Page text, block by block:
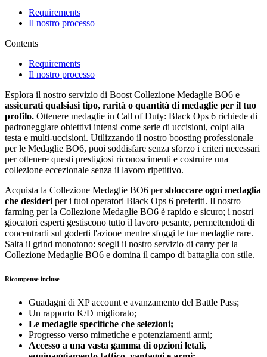
Requirements
Il nostro processo
Contents
Requirements
Il nostro processo
Esplora il nostro servizio di Boost Collezione Medaglie BO6 e
assicurati qualsiasi tipo, rarità o quantità di medaglie per il tuo
profilo. Ottenere medaglie in Call of Duty: Black Ops 6 richiede di
padroneggiare obiettivi intensi come serie di uccisioni, colpi alla
testa e multi-uccisioni. Utilizzando il nostro boosting professionale
per le Medaglie BO6, puoi soddisfare senza sforzo i criteri necessari
per ottenere questi prestigiosi riconoscimenti e costruire una
collezione eccezionale senza il lavoro ripetitivo.
Acquista la Collezione Medaglie BO6 persbloccare ogni medaglia
che desideriper i tuoi operatori Black Ops 6 preferiti. Il nostro
farming per la Collezione Medaglie BO6 è rapido e sicuro; i nostri
giocatori esperti gestiscono tutto il lavoro pesante, permettendoti di
concentrarti sul goderti l'azione mentre sfoggi le tue medaglie rare.
Salta il grind monotono: scegli il nostro servizio di carry per la
Collezione Medaglie BO6 e domina il campo di battaglia con stile.
Ricompense incluse
Guadagni di XP account e avanzamento del Battle Pass;
Un rapporto K/D migliorato;
Le medaglie specifiche che selezioni;
Progresso verso mimetiche e potenziamenti armi;
Accesso a una vasta gamma di opzioni letali,